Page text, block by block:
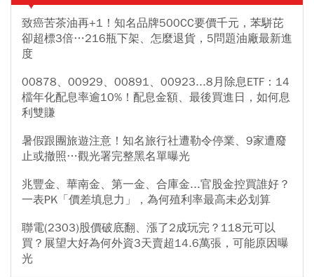
致癌苦茶油再+1！知名品牌500CC要價千元，苯駢芘
卻超標3倍…216瓶下架、怎麼退貨，5問題油廠最新進
度
00878、00929、00891、00923...8月除息ETF：14
檔年化配息率逾10%！配息金額、最後買進日，如何息
利雙賺
暑假跟團旅遊注意！知名旅行社遭勒令停業、9家遭廢
止或撤照…觀光署完整黑名單曝光
兆豐金、華南金、第一金、合庫金...官股金控買誰好？
一表PK「價差填息力」，為何殖利率最高未必划算
聯電(2303)股價破底翻、漲了2成玩完？118元可以
買？展望大好為何外資3天賣超14.6萬張，可能原因曝
光